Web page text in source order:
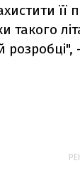
такого